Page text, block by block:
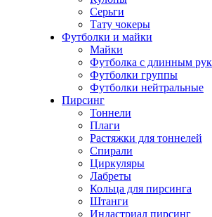
Серьги
Тату чокеры
Футболки и майки
Майки
Футболка с длинным
Футболки группы
Футболки нейтральные
Пирсинг
Тоннели
Плаги
Растяжки для тоннелей
Спирали
Циркуляры
Лабреты
Кольца для пирсинга
Штанги
Индастриал пирсинг